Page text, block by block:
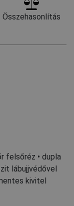
Összehasonlítás
felsőréz • dupla
lábujjvédővel
kivitel